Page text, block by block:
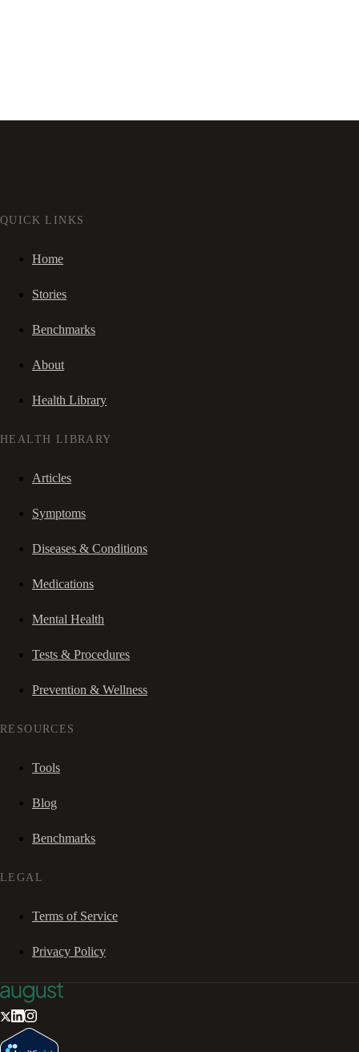
QUICK LINKS
Home
Stories
Benchmarks
About
Health Library
HEALTH LIBRARY
Articles
Symptoms
Diseases & Conditions
Medications
Mental Health
Tests & Procedures
Prevention & Wellness
RESOURCES
Tools
Blog
Benchmarks
LEGAL
Terms of Service
Privacy Policy